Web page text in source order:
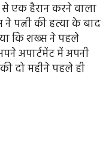
एक हैरान करने वाला
पत्नी की हत्या के बाद
कि शख्स ने पहले
अपार्टमेंट में अपनी
दो महीने पहले ही